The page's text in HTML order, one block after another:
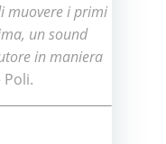
muovere i primi
un sound
in maniera
Poli.